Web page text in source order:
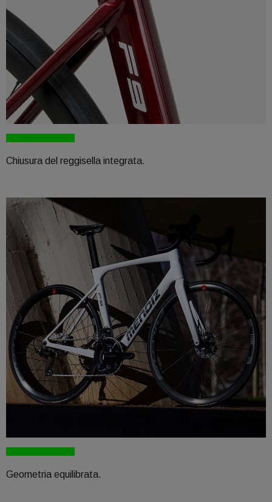
Chiusura del reggisella integrata.
Geometria equilibrata.